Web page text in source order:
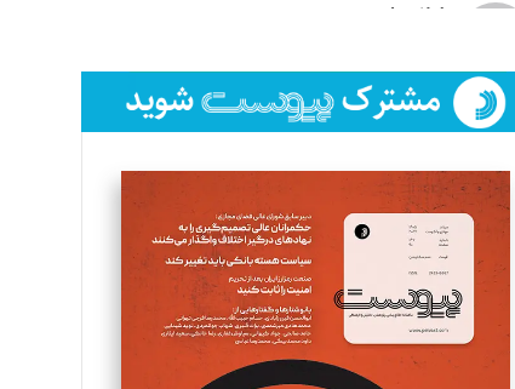
لیلا حنارود
فائزه فتحی رستمی
تحریریه
سروش کرمیان
تحریریه
مینا پاکدل